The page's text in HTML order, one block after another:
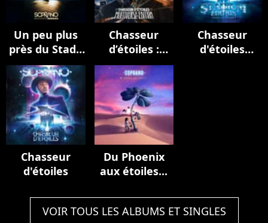
Un peu plus
près du Stade
de France
(Live au Stade
de France,
2023)
Chasseur
d’étoiles :
Multiverse
Edition
Chasseur
d'étoiles
Chasseur
d'étoiles
Du Phoenix
aux étoiles...
VOIR TOUS LES ALBUMS ET SINGLES